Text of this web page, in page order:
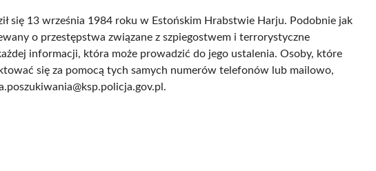
się 13 września 1984 roku w Estońskim Hrabstwie Harju. Podobnie jak
o przestępstwa związane z szpiegostwem i terrorystyczne
informacji, która może prowadzić do jego ustalenia. Osoby, które
się za pomocą tych samych numerów telefonów lub mailowo,